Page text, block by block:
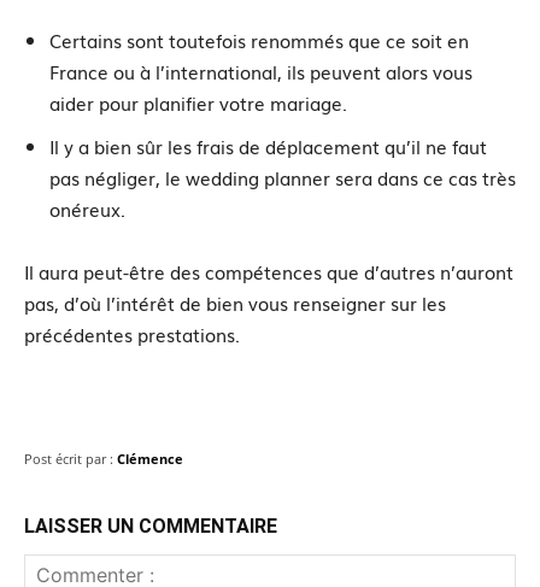
Certains sont toutefois renommés que ce soit en
France ou à l’international, ils peuvent alors vous
aider pour planifier votre mariage.
Il y a bien sûr les frais de déplacement qu’il ne faut
pas négliger, le wedding planner sera dans ce cas très
onéreux.
Il aura peut-être des compétences que d’autres n’auront
pas, d’où l’intérêt de bien vous renseigner sur les
précédentes prestations.
Post écrit par : Clémence
LAISSER UN COMMENTAIRE